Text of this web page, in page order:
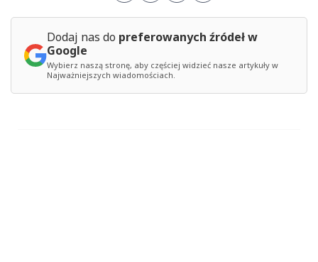
Dodaj nas do preferowanych źródeł w
Google
Wybierz naszą stronę, aby częściej widzieć nasze artykuły w
Najważniejszych wiadomościach.